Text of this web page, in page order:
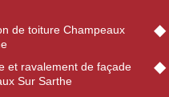
de toiture Champeaux
et ravalement de façade
Sur Sarthe